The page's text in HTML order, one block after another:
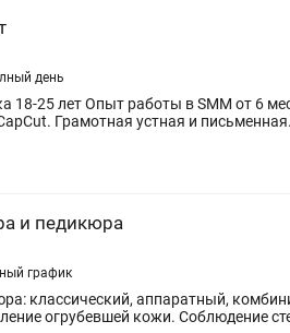
день
съемки, монтажа в CapCut. Грамотная устная и
и педикюра
график
аппаратный, комбинированный, покрытие
обработка стоп, удаление